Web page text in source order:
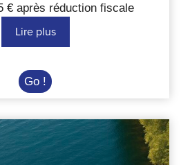
€ après réduction fiscale
Lire plus
Go ! Formation
à
photographie
naturaliste